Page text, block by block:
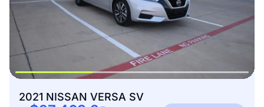
2021 NISSAN VERSA SV